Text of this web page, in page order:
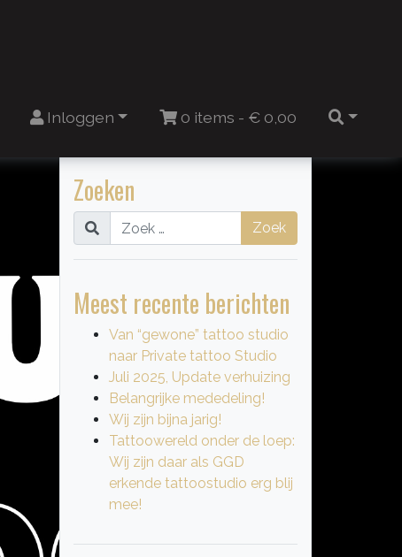
Inloggen 0 items - € 0,00
Zoeken
Zoek
Meest recente berichten
Van “gewone” tattoo studio
naar Private tattoo Studio
Juli 2025, Update verhuizing
Belangrijke mededeling!
Wij zijn bijna jarig!
Tattoowereld onder de loep:
Wij zijn daar als GGD
erkende tattoostudio erg blij
mee!